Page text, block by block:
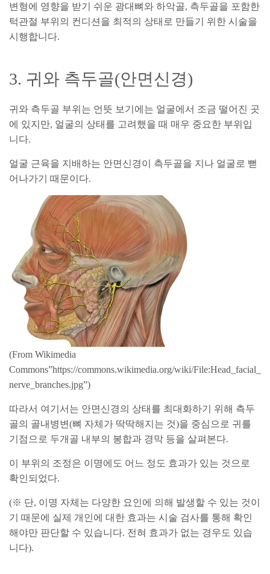
변형에 영향을 받기 쉬운 광대뼈와 하악골, 측두골을 포함한
턱관절 부위의 컨디션을 최적의 상태로 만들기 위한 시술을
시행합니다.
3. 귀와 측두골(안면신경)
귀와 측두골 부위는 언뜻 보기에는 얼굴에서 조금 떨어진 곳
에 있지만, 얼굴의 상태를 고려했을 때 매우 중요한 부위입
니다.
얼굴 근육을 지배하는 안면신경이 측두골을 지나 얼굴로 뻗
어나가기 때문이다.
(From Wikimedia
Commons”https://commons.wikimedia.org/wiki/File:Head_facial_
nerve_branches.jpg”)
따라서 여기서는 안면신경의 상태를 최대화하기 위해 측두
골의 골내병변(뼈 자체가 딱딱해지는 것)을 중심으로 귀를
기점으로 두개골 내부의 봉합과 경막 등을 살펴본다.
이 부위의 조정은 이명에도 어느 정도 효과가 있는 것으로
확인되었다.
(※ 단, 이명 자체는 다양한 요인에 의해 발생할 수 있는 것이
기 때문에 실제 개인에 대한 효과는 시술 검사를 통해 확인
해야만 판단할 수 있습니다. 전혀 효과가 없는 경우도 있습
니다).